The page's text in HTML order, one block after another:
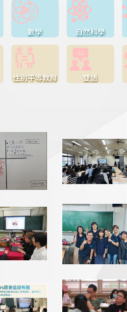
數學 自然科學
性別平等教育 雙語